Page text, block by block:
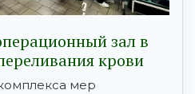
зал в
крови
мер